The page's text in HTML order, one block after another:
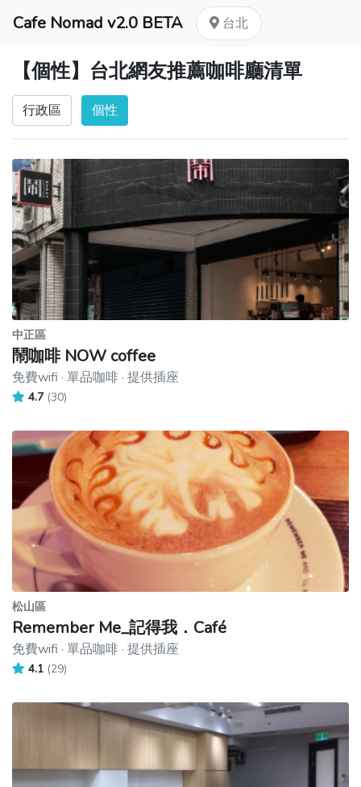
Cafe Nomad v2.0 BETA 台北
【個性】台北網友推薦咖啡廳清單
行政區 個性
中正區
鬧咖啡 NOW coffee
免費wifi · 單品咖啡 · 提供插座
4.7 (30)
松山區
Remember Me_記得我．Café
免費wifi · 單品咖啡 · 提供插座
4.1 (29)